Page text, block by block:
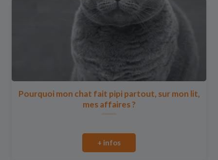
Pourquoi mon chat fait pipi partout, sur mon lit,
mes affaires ?
+ infos